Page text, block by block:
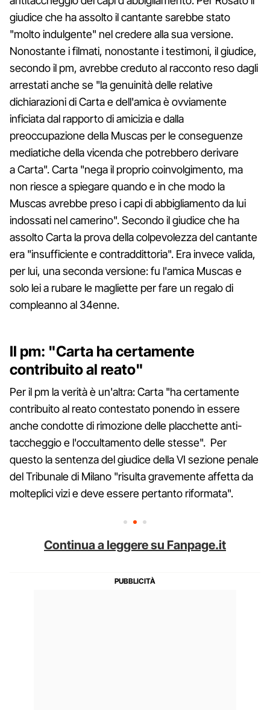
giudice che ha assolto il cantante sarebbe stato
"molto indulgente" nel credere alla sua versione.
Nonostante i filmati, nonostante i testimoni, il giudice,
secondo il pm, avrebbe creduto al racconto reso dagli
arrestati anche se "la genuinità delle relative
dichiarazioni di Carta e dell'amica è ovviamente
inficiata dal rapporto di amicizia e dalla
preoccupazione della Muscas per le conseguenze
mediatiche della vicenda che potrebbero derivare
a Carta". Carta "nega il proprio coinvolgimento, ma
non riesce a spiegare quando e in che modo la
Muscas avrebbe preso i capi di abbigliamento da lui
indossati nel camerino". Secondo il giudice che ha
assolto Carta la prova della colpevolezza del cantante
era "insufficiente e contraddittoria". Era invece valida,
per lui, una seconda versione: fu l'amica Muscas e
solo lei a rubare le magliette per fare un regalo di
compleanno al 34enne.
Il pm: "Carta ha certamente
contribuito al reato"
Per il pm la verità è un'altra: Carta "ha certamente
contribuito al reato contestato ponendo in essere
anche condotte di rimozione delle placchette anti-
taccheggio e l'occultamento delle stesse". Per
questo la sentenza del giudice della VI sezione penale
del Tribunale di Milano "risulta gravemente affetta da
molteplici vizi e deve essere pertanto riformata".
Continua a leggere su Fanpage.it